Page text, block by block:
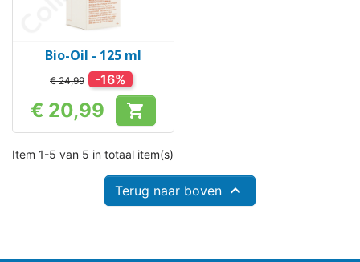
Bio-Oil - 125 ml
€ 24,99 -16%
Prijs
€ 20,99 
Item 1-5 van 5 in totaal item(s)
Terug naar boven 